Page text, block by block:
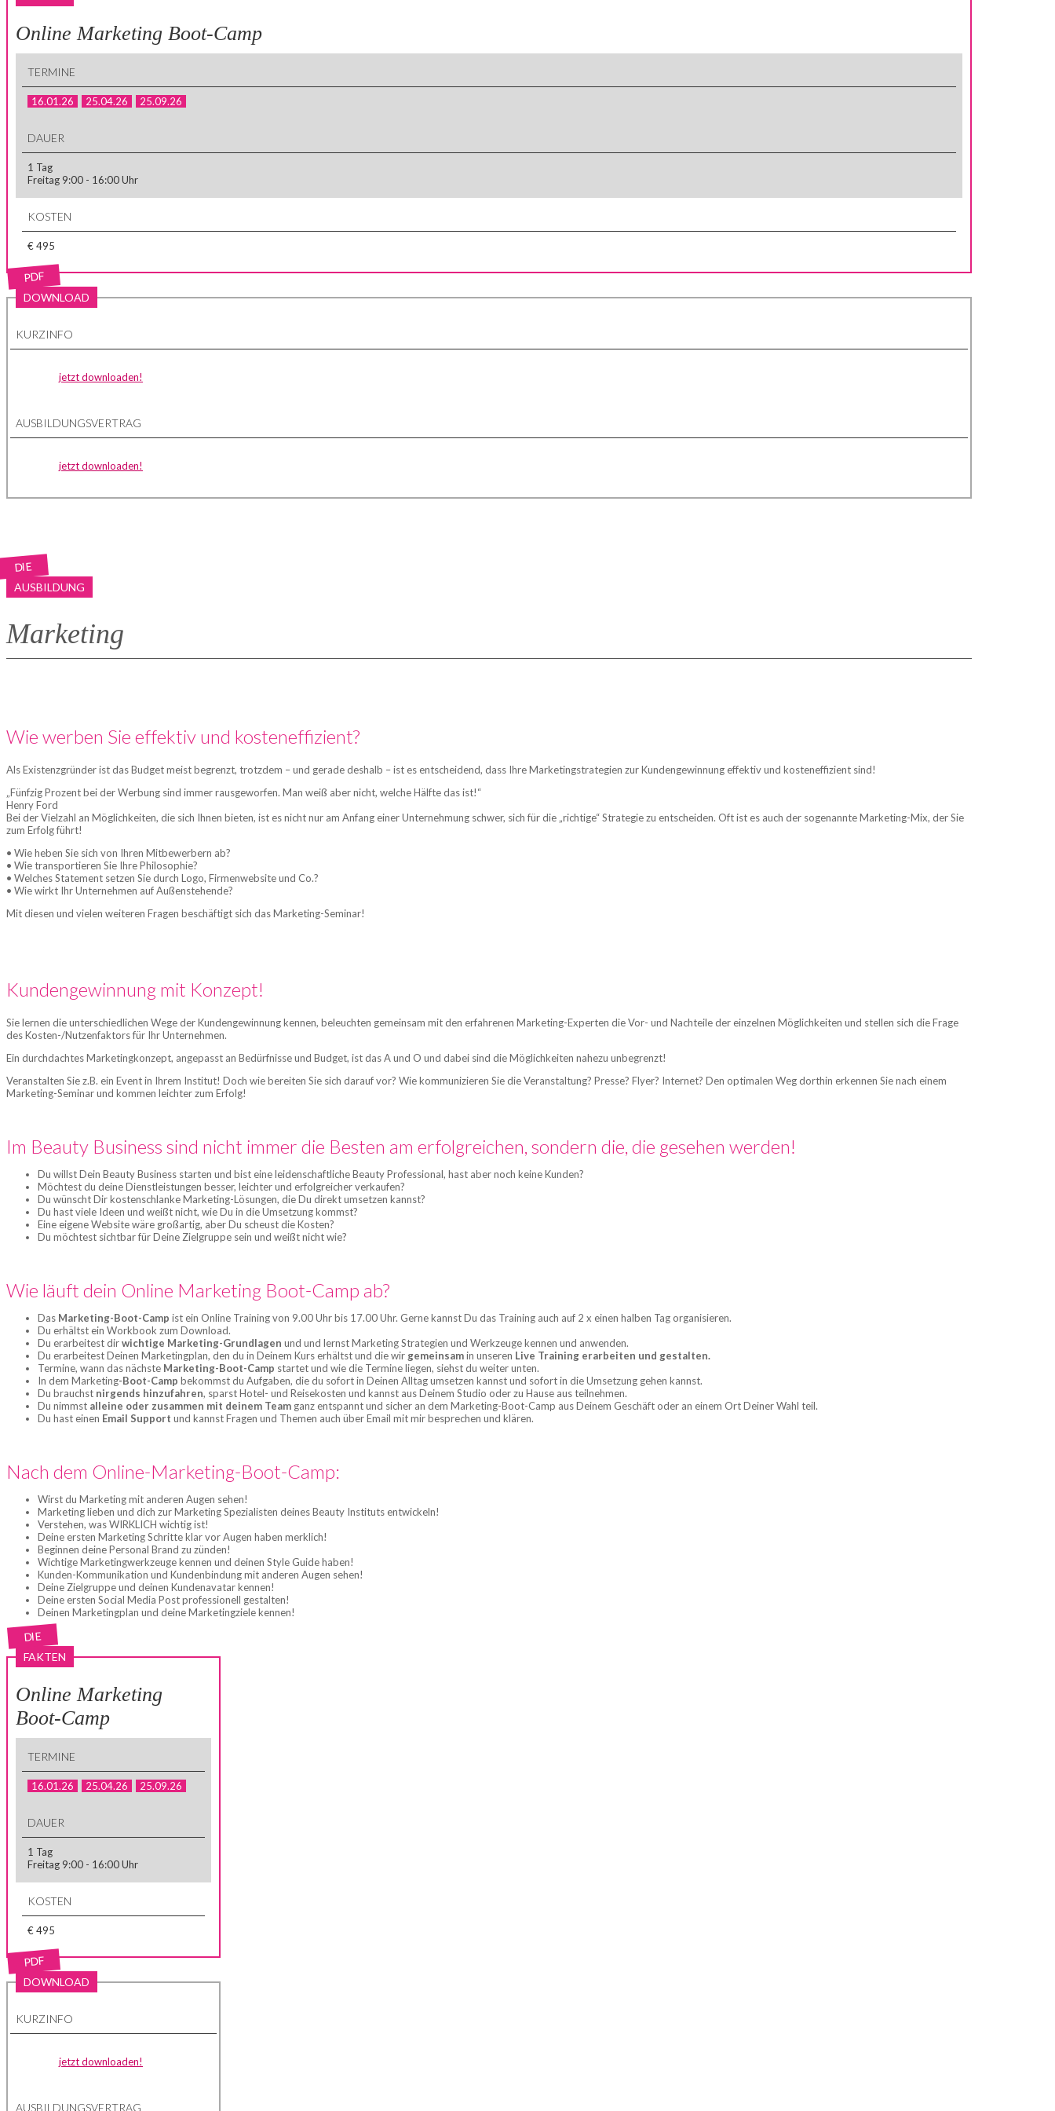
Online Marketing Boot-Camp
TERMINE
16.01.26 25.04.26 25.09.26
DAUER
1 Tag
Freitag 9:00 - 16:00 Uhr
KOSTEN
€ 495
PDF
DOWNLOAD
KURZINFO
jetzt downloaden!
AUSBILDUNGSVERTRAG
jetzt downloaden!
DIE
AUSBILDUNG
Marketing
Wie werben Sie effektiv und kosteneffizient?
Als Existenzgründer ist das Budget meist begrenzt, trotzdem – und gerade deshalb – ist es entscheidend, dass Ihre Marketingstrategien zur Kundengewinnung effektiv und kosteneffizient sind!
„Fünfzig Prozent bei der Werbung sind immer rausgeworfen. Man weiß aber nicht, welche Hälfte das ist!“
Henry Ford
Bei der Vielzahl an Möglichkeiten, die sich Ihnen bieten, ist es nicht nur am Anfang einer Unternehmung schwer, sich für die „richtige“ Strategie zu entscheiden. Oft ist es auch der sogenannte Marketing-Mix, der Sie
zum Erfolg führt!
• Wie heben Sie sich von Ihren Mitbewerbern ab?
• Wie transportieren Sie Ihre Philosophie?
• Welches Statement setzen Sie durch Logo, Firmenwebsite und Co.?
• Wie wirkt Ihr Unternehmen auf Außenstehende?
Mit diesen und vielen weiteren Fragen beschäftigt sich das Marketing-Seminar!
Kundengewinnung mit Konzept!
Sie lernen die unterschiedlichen Wege der Kundengewinnung kennen, beleuchten gemeinsam mit den erfahrenen Marketing-Experten die Vor- und Nachteile der einzelnen Möglichkeiten und stellen sich die Frage
des Kosten-/Nutzenfaktors für Ihr Unternehmen.
Ein durchdachtes Marketingkonzept, angepasst an Bedürfnisse und Budget, ist das A und O und dabei sind die Möglichkeiten nahezu unbegrenzt!
Veranstalten Sie z.B. ein Event in Ihrem Institut! Doch wie bereiten Sie sich darauf vor? Wie kommunizieren Sie die Veranstaltung? Presse? Flyer? Internet? Den optimalen Weg dorthin erkennen Sie nach einem
Marketing-Seminar und kommen leichter zum Erfolg!
Im Beauty Business sind nicht immer die Besten am erfolgreichen, sondern die, die gesehen werden!
Du willst Dein Beauty Business starten und bist eine leidenschaftliche Beauty Professional, hast aber noch keine Kunden?
Möchtest du deine Dienstleistungen besser, leichter und erfolgreicher verkaufen?
Du wünscht Dir kostenschlanke Marketing-Lösungen, die Du direkt umsetzen kannst?
Du hast viele Ideen und weißt nicht, wie Du in die Umsetzung kommst?
Eine eigene Website wäre großartig, aber Du scheust die Kosten?
Du möchtest sichtbar für Deine Zielgruppe sein und weißt nicht wie?
Wie läuft dein Online Marketing Boot-Camp ab?
Das Marketing-Boot-Camp ist ein Online Training von 9.00 Uhr bis 17.00 Uhr. Gerne kannst Du das Training auch auf 2 x einen halben Tag organisieren.
Du erhältst ein Workbook zum Download.
Du erarbeitest dirwichtige Marketing-Grundlagen und und lernst Marketing Strategien und Werkzeuge kennen und anwenden.
Du erarbeitest Deinen Marketingplan, den du in Deinem Kurs erhältst und die wir gemeinsamin unseren Live Training erarbeiten und gestalten.
Termine, wann das nächste Marketing-Boot-Camp startet und wie die Termine liegen, siehst du weiter unten.
In dem Marketing-Boot-Camp bekommst du Aufgaben, die du sofort in Deinen Alltag umsetzen kannst und sofort in die Umsetzung gehen kannst.
Du brauchst nirgends hinzufahren, sparst Hotel- und Reisekosten und kannst aus Deinem Studio oder zu Hause aus teilnehmen.
Du nimmst alleine oder zusammen mit deinem Team ganz entspannt und sicher an dem Marketing-Boot-Camp aus Deinem Geschäft oder an einem Ort Deiner Wahl teil.
Du hast einen Email Support und kannst Fragen und Themen auch über Email mit mir besprechen und klären.
Nach dem Online-Marketing-Boot-Camp:
Wirst du Marketing mit anderen Augen sehen!
Marketing lieben und dich zur Marketing Spezialisten deines Beauty Instituts entwickeln!
Verstehen, was WIRKLICH wichtig ist!
Deine ersten Marketing Schritte klar vor Augen haben merklich!
Beginnen deine Personal Brand zu zünden!
Wichtige Marketingwerkzeuge kennen und deinen Style Guide haben!
Kunden-Kommunikation und Kundenbindung mit anderen Augen sehen!
Deine Zielgruppe und deinen Kundenavatar kennen!
Deine ersten Social Media Post professionell gestalten!
Deinen Marketingplan und deine Marketingziele kennen!
DIE
FAKTEN
Online Marketing
Boot-Camp
TERMINE
16.01.26 25.04.26 25.09.26
DAUER
1 Tag
Freitag 9:00 - 16:00 Uhr
KOSTEN
€ 495
PDF
DOWNLOAD
KURZINFO
jetzt downloaden!
AUSBILDUNGSVERTRAG